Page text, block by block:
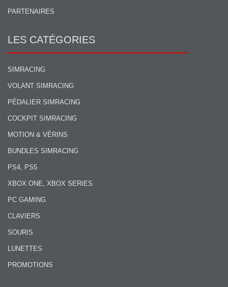
PARTENAIRES
LES CATÉGORIES
SIMRACING
VOLANT SIMRACING
PÉDALIER SIMRACING
COCKPIT SIMRACING
MOTION & VÉRINS
BUNDLES SIMRACING
PS4, PS5
XBOX ONE, XBOX SERIES
PC GAMING
CLAVIERS
SOURIS
LUNETTES
PROMOTIONS